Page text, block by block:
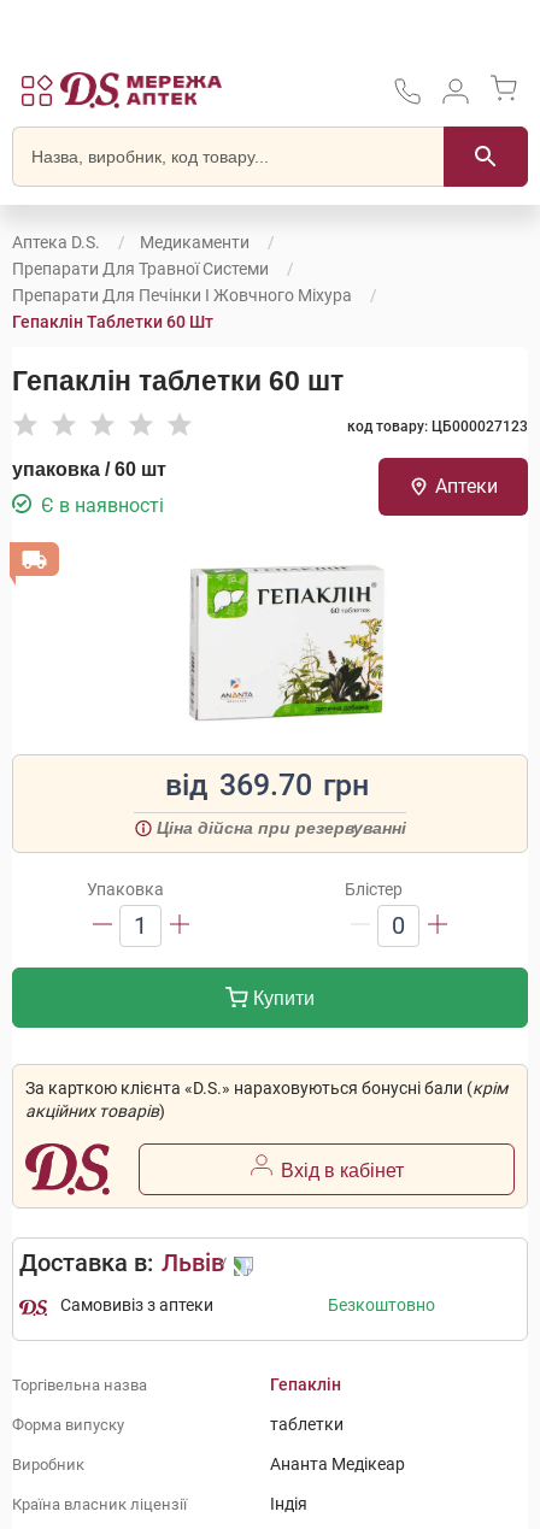
Аптека D.S.
Медикаменти
Препарати Для Травної Системи
Препарати Для Печінки І Жовчного Міхура
Гепаклін Таблетки 60 Шт
Гепаклін таблетки 60 шт
код товару: ЦБ000027123
упаковка / 60 шт
Є в наявності
Аптеки
від 369.70 грн
Ціна дійсна при резервуванні
Упаковка
1
Блістер
0
Купити
За карткою клієнта «D.S.» нараховуються бонусні бали (крім
акційних товарів)
Вхід в кабінет
Доставка в: Львів
Самовивіз з аптеки Безкоштовно
Торгівельна назва Гепаклін
Форма випуску таблетки
Виробник Ананта Медікеар
Країна власник ліцензії Індія